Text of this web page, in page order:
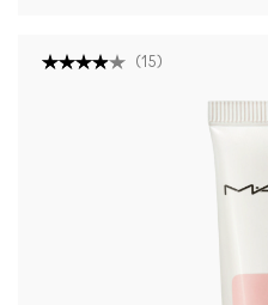
(15 )